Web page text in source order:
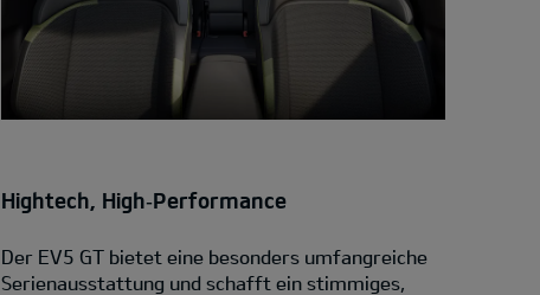
Hightech, High‑Performance
Der EV5 GT bietet eine besonders umfangreiche
Serienausstattung und schafft ein stimmiges,